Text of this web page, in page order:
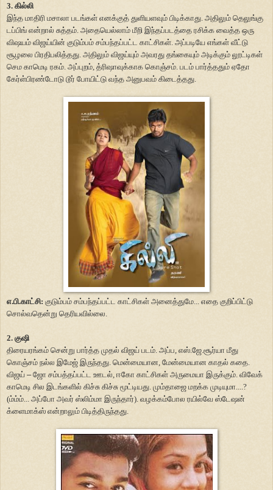
3. கில்லி
இந்த மாதிரி மசாலா படங்கள் எனக்குத் துளியளவும் பிடிக்காது. அதிலும் தெலுங்கு
டப்பிங் என்றால் சுத்தம். அதையெல்லாம் மீறி இந்தப்படத்தை ரசிக்க வைத்த ஒரு
விஷயம் விஜய்யின் குடும்பம் சம்பந்தப்பட்ட காட்சிகள். அப்படியே எங்கள் வீட்டு
சூழலை பிரதிபலித்தது. அதிலும் விஜய்யும் அவரது தங்கையும் அடிக்கும் லூட்டிகள்
செம காமெடி ரகம். அப்புறம், த்ரிஷாவுக்காக கொஞ்சம். படம் பார்த்ததும் ஏதோ
கேர்ள்பிரண்டோடு டூர் போயிட்டு வந்த அனுபவம் கிடைத்தது.
எ.பி.காட்சி: குடும்பம் சம்பந்தப்பட்ட காட்சிகள் அனைத்துமே... எதை குறிப்பிட்டு
சொல்வதென்று தெரியவில்லை.
2. குஷி
திரையரங்கம் சென்று பார்த்த முதல் விஜய் படம். அப்ப, எஸ்.ஜே.சூர்யா மீது
கொஞ்சம் நல்ல இமேஜ் இருந்தது. மென்மையான, மேன்மையான காதல் கதை.
விஜய் –ஜோ சம்பத்தப்பட்ட ஊடல், ஈகோ காட்சிகள் அருமையா இருக்கும். விவேக்
காமெடி சில இடங்களில் கிச்சு கிச்சு மூட்டியது. மும்தாஜை மறக்க முடியுமா....?
(ம்ம்ம்... அப்போ அவர் ஸ்லிம்மா இருந்தார்). வழக்கம்போல ரயில்வே ஸ்டேஷன்
க்ளைமாக்ஸ் என்றாலும் பிடித்திருந்தது.